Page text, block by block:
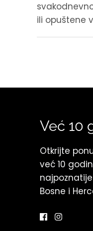
ili opuštene
Već 10
Otkrijte
već 10
Bosne i